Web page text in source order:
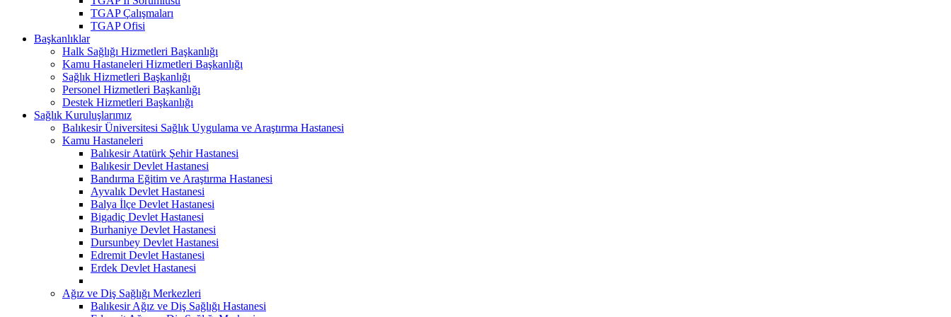
TGAP Çalışmaları
TGAP Ofisi
Başkanlıklar
Halk Sağlığı Hizmetleri Başkanlığı
Kamu Hastaneleri Hizmetleri Başkanlığı
Sağlık Hizmetleri Başkanlığı
Personel Hizmetleri Başkanlığı
Destek Hizmetleri Başkanlığı
Sağlık Kuruluşlarımız
Balıkesir Üniversitesi Sağlık Uygulama ve Araştırma Hastanesi
Kamu Hastaneleri
Balıkesir Atatürk Şehir Hastanesi
Balıkesir Devlet Hastanesi
Bandırma Eğitim ve Araştırma Hastanesi
Ayvalık Devlet Hastanesi
Balya İlçe Devlet Hastanesi
Bigadiç Devlet Hastanesi
Burhaniye Devlet Hastanesi
Dursunbey Devlet Hastanesi
Edremit Devlet Hastanesi
Erdek Devlet Hastanesi
Ağız ve Diş Sağlığı Merkezleri
Balıkesir Ağız ve Diş Sağlığı Hastanesi